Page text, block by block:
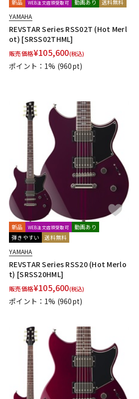
新品 WEB注文店頭受取可 動画あり 送料無料
YAMAHA
REVSTAR Series RSS02T (Hot Merl
ot) [SRSS02THML]
販売価格¥105,600(税込)
ポイント：1% (960pt)
新品 WEB注文店頭受取可
動画あり
弾きやすい
送料無料
YAMAHA
REVSTAR Series RSS20 (Hot Merlo
t) [SRSS20HML]
販売価格¥105,600(税込)
ポイント：1% (960pt)